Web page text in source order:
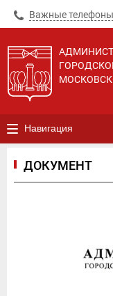
Важные телефоны
Навигация
ДОКУМЕНТ